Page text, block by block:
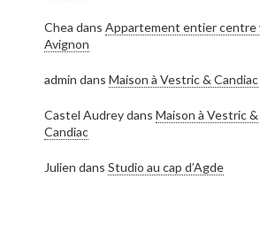
Chea dans Appartement entier centre
Avignon
admin dans Maison à Vestric & Candiac
Castel Audreydans Maison à Vestric &
Candiac
Julien dans Studio au cap d’Agde